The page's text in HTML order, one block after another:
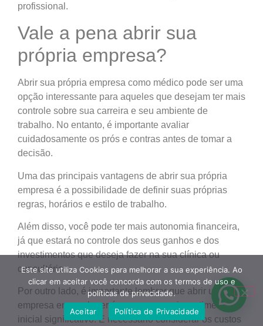
profissional.
Vale a pena abrir sua
própria empresa?
Abrir sua própria empresa como médico pode ser uma
opção interessante para aqueles que desejam ter mais
controle sobre sua carreira e seu ambiente de
trabalho. No entanto, é importante avaliar
cuidadosamente os prós e contras antes de tomar a
decisão.
Uma das principais vantagens de abrir sua própria
empresa é a possibilidade de definir suas próprias
regras, horários e estilo de trabalho.
Além disso, você pode ter mais autonomia financeira,
já que estará no controle dos seus ganhos e dos
investimentos que deseja fazer na sua clínica ou
consultório.
Por outro lado, é importante lembrar que abrir uma
empresa em qualquer área requer um investimento
inicial significativo. É necessário considerar os custos
Este site utiliza Cookies para melhorar a sua experiência. Ao
clicar em aceitar você concorda com os termos de uso e
políticas de privacidade.
Aceitar
Política de Privacidade